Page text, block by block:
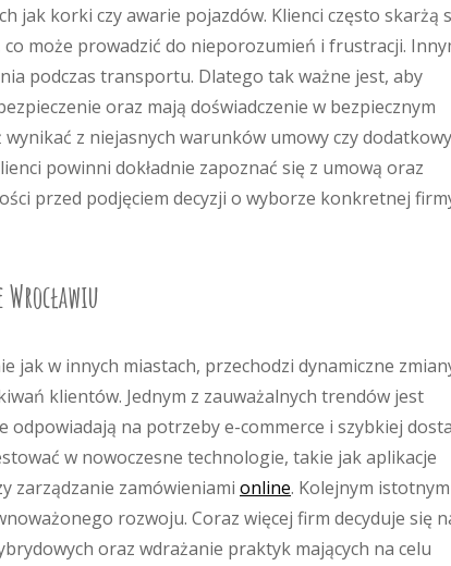
jak korki czy awarie pojazdów. Klienci często skarżą
może prowadzić do nieporozumień i frustracji.
podczas transportu. Dlatego tak ważne jest, aby
oraz mają doświadczenie w bezpiecznym
z niejasnych warunków umowy czy
powinni dokładnie zapoznać się z umową oraz
przed podjęciem decyzji o wyborze konkretnej
jak w innych miastach, przechodzi dynamiczne
klientów. Jednym z zauważalnych trendów jest
na potrzeby e-commerce i szybkiej
w nowoczesne technologie, takie jak aplikacje
zarządzanie zamówieniami online. Kolejnym istotnym
rozwoju. Coraz więcej firm decyduje się
oraz wdrażanie praktyk mających na celu